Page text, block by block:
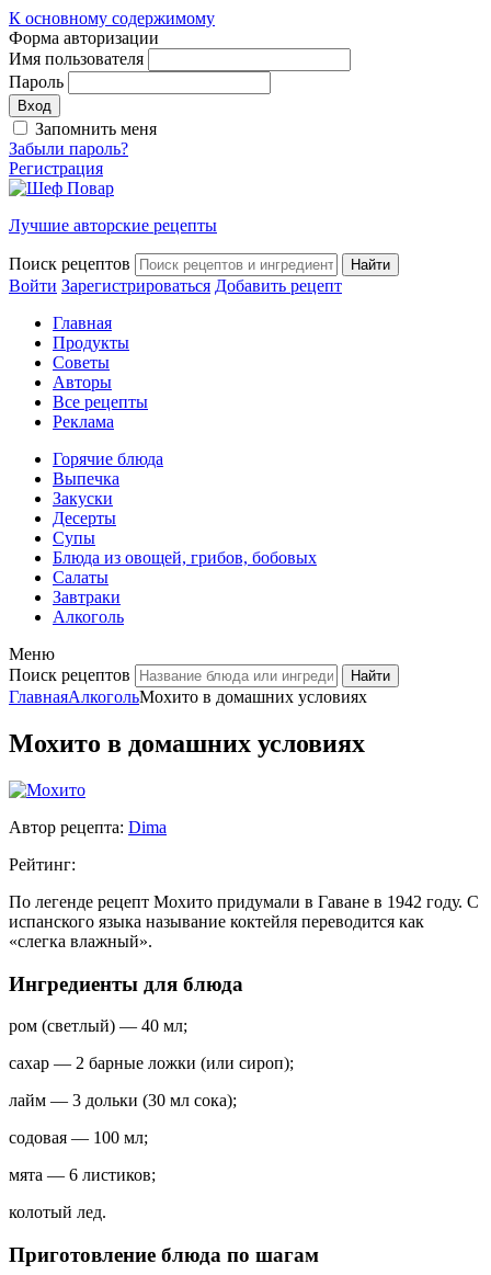
К основному содержимому
Форма авторизации
Имя пользователя
Пароль
Запомнить меня
Забыли пароль?
Регистрация
Лучшие авторские рецепты
Поиск рецептов
Войти Зарегистрироваться Добавить рецепт
Главная
Продукты
Советы
Авторы
Все рецепты
Реклама
Горячие блюда
Выпечка
Закуски
Десерты
Супы
Блюда из овощей, грибов, бобовых
Салаты
Завтраки
Алкоголь
Меню
Поиск рецептов
ГлавнаяАлкогольМохито в домашних условиях
Мохито в домашних условиях
Автор рецепта: Dima
Рейтинг:
По легенде рецепт Мохито придумали в Гаване в 1942 году. С
испанского языка называние коктейля переводится как
«слегка влажный».
Ингредиенты для блюда
ром (светлый) — 40 мл;
сахар — 2 барные ложки (или сироп);
лайм — 3 дольки (30 мл сока);
содовая — 100 мл;
мята — 6 листиков;
колотый лед.
Приготовление блюда по шагам